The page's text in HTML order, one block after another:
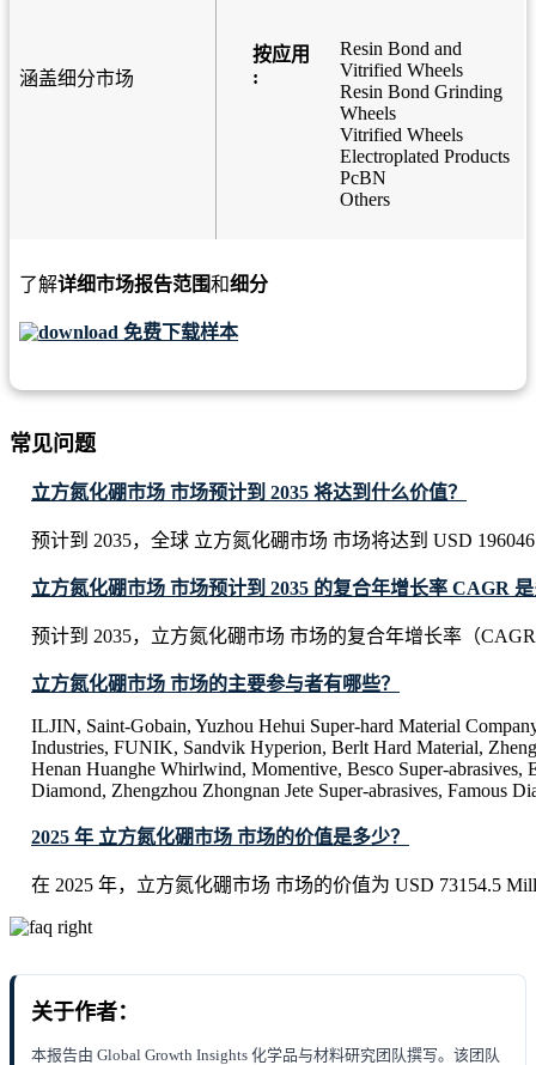
涵盖细分市场
按应用
:
Resin Bond and
Vitrified Wheels
Resin Bond Grinding
Wheels
Vitrified Wheels
Electroplated Products
PcBN
Others
了解详细市场报告范围和细分
免费下载样本
常见问题
立方氮化硼市场 市场预计到 2035 将达到什么价值？
预计到 2035，全球 立方氮化硼市场 市场将达到 USD
立方氮化硼市场 市场预计到 2035 的复合年增长率 CAGR
预计到 2035，立方氮化硼市场 市场的复合年增长率（
立方氮化硼市场 市场的主要参与者有哪些？
ILJIN, Saint-Gobain, Yuzhou Hehui Super-hard Material
Industries, FUNIK, Sandvik Hyperion, Berlt Hard Material,
Henan Huanghe Whirlwind, Momentive, Besco Super-abrasives,
Diamond, Zhengzhou Zhongnan Jete Super-abrasives, Famous
2025 年 立方氮化硼市场 市场的价值是多少？
在 2025 年，立方氮化硼市场 市场的价值为 USD 73154.5
关于作者：
本报告由 Global Growth Insights 化学品与材料研究团队撰写。该团队